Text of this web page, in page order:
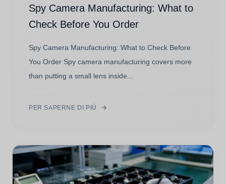
Spy Camera Manufacturing: What to
Check Before You Order
Spy Camera Manufacturing: What to Check Before
You Order Spy camera manufacturing covers more
than putting a small lens inside...
PER SAPERNE DI PIÙ